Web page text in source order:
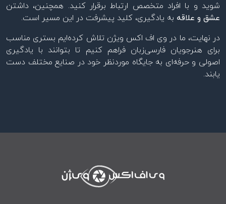
شوید و با افراد متخصص ارتباط برقرار کنید. همچنین، داشتن
عشق و علاقه به یادگیری، کلید پیشرفت در این مسیر است.
در نهایت، ما در وی اف اکس ویژن تلاش کرده‌ایم بستری مناسب
برای هنرجویان فارسی‌زبان فراهم کنیم تا بتوانند با یادگیری
اصولی و حرفه‌ای به جایگاه موردنظر خود در صنایع مختلف دست
یابند.